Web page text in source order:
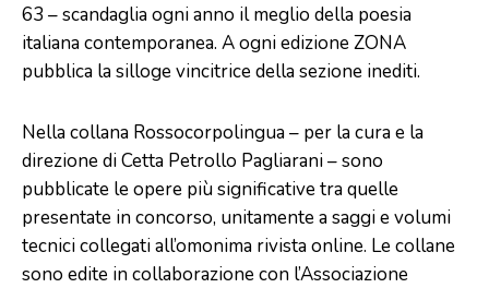
63 – scandaglia ogni anno il meglio della poesia
italiana contemporanea. A ogni edizione ZONA
pubblica la silloge vincitrice della sezione inediti.
Nella collana Rossocorpolingua – per la cura e la
direzione di Cetta Petrollo Pagliarani – sono
pubblicate le opere più significative tra quelle
presentate in concorso, unitamente a saggi e volumi
tecnici collegati all’omonima rivista online. Le collane
sono edite in collaborazione con l’Associazione